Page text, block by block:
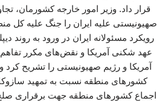
قرار داد. وزیر امور خارجه کشورمان،
صهیونیستی علیه ایران را جنگ علیه کل
رویکرد مسئولانه ایران در ورود به روند
عهد شکنی آمریکا و نقض‌های مکرر تفاهم
آمریکا و رژیم صهیونیستی را تشریح
کشورهای منطقه نسبت به تمهید
اجماع کشورهای منطقه جهت برقراری صلح